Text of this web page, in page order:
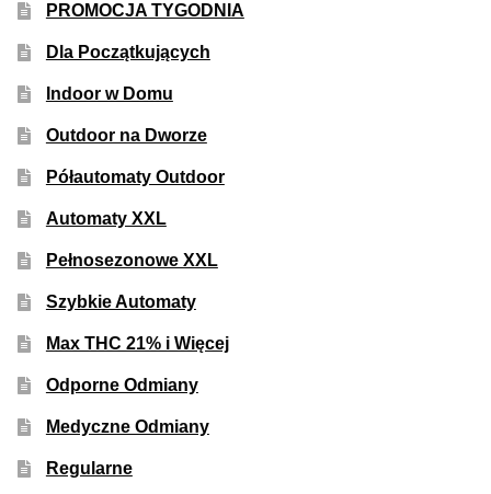
PROMOCJA TYGODNIA
Dla Początkujących
Indoor w Domu
Outdoor na Dworze
Półautomaty Outdoor
Automaty XXL
Pełnosezonowe XXL
Szybkie Automaty
Max THC 21% i Więcej
Odporne Odmiany
Medyczne Odmiany
Regularne